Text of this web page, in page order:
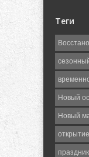
Теги
Новый
Новый
открытие
праздник